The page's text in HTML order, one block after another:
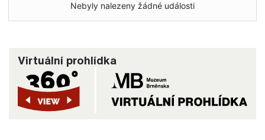
Nebyly nalezeny žádné události
Virtuální prohlídka